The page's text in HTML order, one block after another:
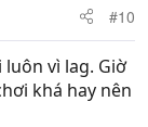
#10
luôn vì lag. Giờ
khá hay nên